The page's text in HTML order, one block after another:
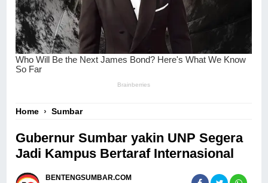
Home ›Sumbar
Gubernur Sumbar yakin UNP Segera
Jadi Kampus Bertaraf Internasional
BENTENGSUMBAR.COM